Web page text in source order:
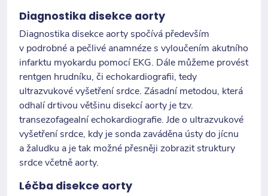
Diagnostika disekce aorty
Diagnostika disekce aorty spočívá především
v podrobné a pečlivé anamnéze s vyloučením akutního
infarktu myokardu pomocí EKG. Dále můžeme provést
rentgen hrudníku, či echokardiografii, tedy
ultrazvukové vyšetření srdce. Zásadní metodou, která
odhalí drtivou většinu disekcí aorty je tzv.
transezofagealní echokardiografie. Jde o ultrazvukové
vyšetření srdce, kdy je sonda zaváděna ústy do jícnu
a žaludku a je tak možné přesněji zobrazit struktury
srdce včetně aorty.
Léčba disekce aorty